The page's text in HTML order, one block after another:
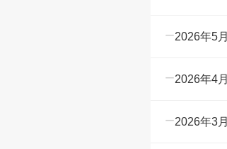
2026年5月
2026年4月
2026年3月